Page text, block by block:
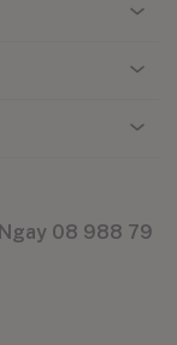
Ngay 08 988 79